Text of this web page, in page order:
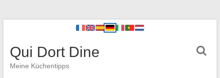
Qui Dort Dine
Meine Küchentipps